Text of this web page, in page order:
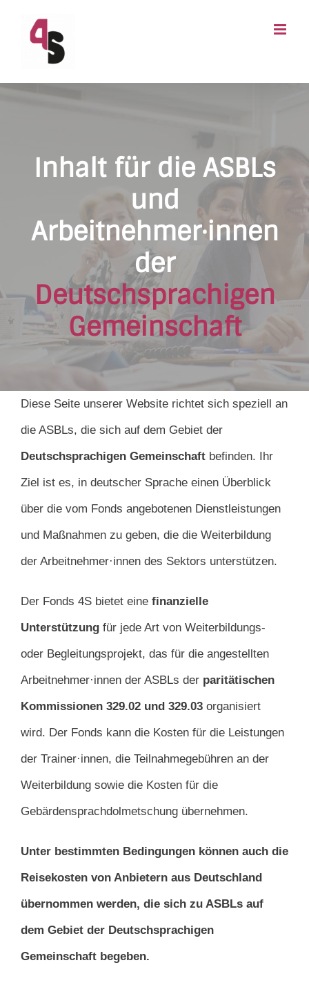
Inhalt für die ASBLs
und
Arbeitnehmer·innen
der
Deutschsprachigen
Gemeinschaft
Diese Seite unserer Website richtet sich speziell an
die ASBLs, die sich auf dem Gebiet der
Deutschsprachigen Gemeinschaftbefinden. Ihr
Ziel ist es, in deutscher Sprache einen Überblick
über die vom Fonds angebotenen Dienstleistungen
und Maßnahmen zu geben, die die Weiterbildung
der Arbeitnehmer·innen des Sektors unterstützen.
Der Fonds 4S bietet eine finanzielle
Unterstützungfür jede Art von Weiterbildungs-
oder Begleitungsprojekt, das für die angestellten
Arbeitnehmer·innen der ASBLs der paritätischen
Kommissionen 329.02 und 329.03organisiert
wird. Der Fonds kann die Kosten für die Leistungen
der Trainer·innen, die Teilnahmegebühren an der
Weiterbildung sowie die Kosten für die
Gebärdensprachdolmetschung übernehmen.
Unter bestimmten Bedingungen können auch die
Reisekosten von Anbietern aus Deutschland
übernommen werden, die sich zu ASBLs auf
dem Gebiet der Deutschsprachigen
Gemeinschaft begeben.